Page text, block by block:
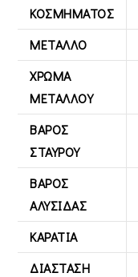
ΚΟΣΜΉΜΑΤΟΣ
ΜΈΤΑΛΛΟ
ΧΡΏΜΑ
ΜΕΤΆΛΛΟΥ
ΒΆΡΟΣ
ΣΤΑΥΡΟΎ
ΒΆΡΟΣ
ΑΛΥΣΊΔΑΣ
ΚΑΡΆΤΙΑ
ΔΙΆΣΤΑΣΗ